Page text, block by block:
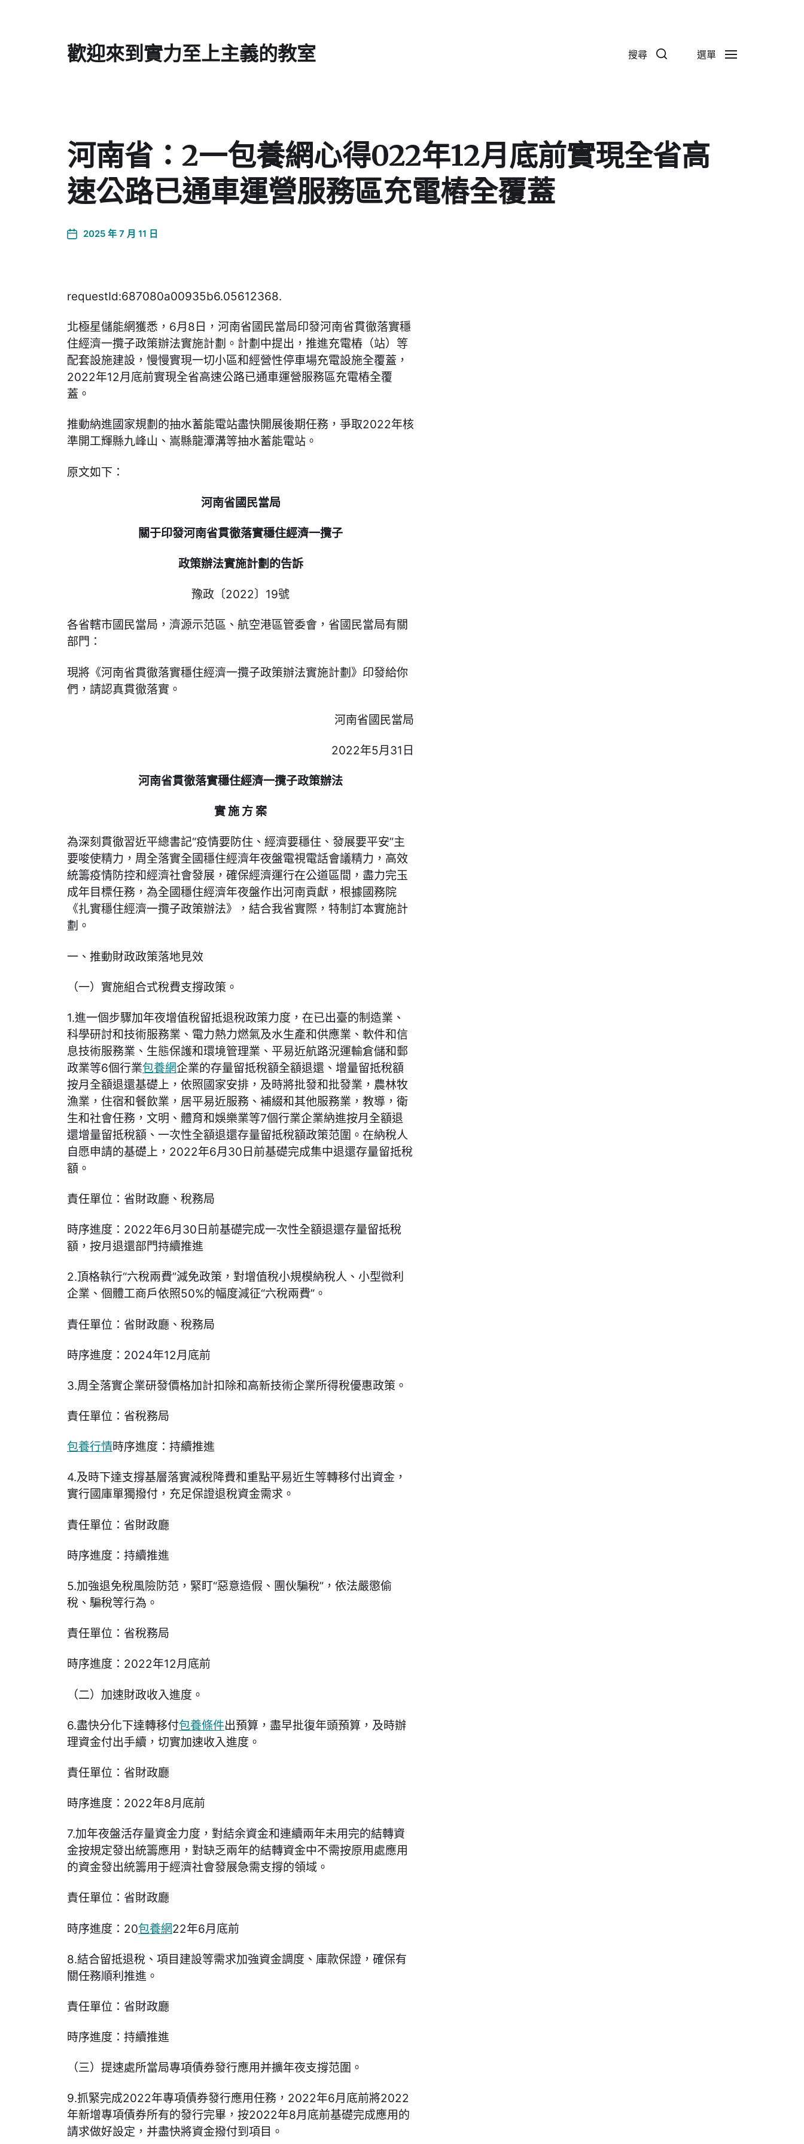
歡迎來到實力至上主義的教室 搜尋 選單
河南省：2一包養網心得022年12月底前實現全省高
速公路已通車運營服務區充電樁全覆蓋
2025 年 7 月 11 日
requestId:687080a00935b6.05612368.
北極星儲能網獲悉，6月8日，河南省國民當局印發河南省貫徹落實穩
住經濟一攬子政策辦法實施計劃。計劃中提出，推進充電樁（站）等
配套設施建設，慢慢實現一切小區和經營性停車場充電設施全覆蓋，
2022年12月底前實現全省高速公路已通車運營服務區充電樁全覆
蓋。
推動納進國家規劃的抽水蓄能電站盡快開展後期任務，爭取2022年核
準開工輝縣九峰山、嵩縣龍潭溝等抽水蓄能電站。
原文如下：
河南省國民當局
關于印發河南省貫徹落實穩住經濟一攬子
政策辦法實施計劃的告訴
豫政〔2022〕19號
各省轄市國民當局，濟源示范區、航空港區管委會，省國民當局有關
部門：
現將《河南省貫徹落實穩住經濟一攬子政策辦法實施計劃》印發給你
們，請認真貫徹落實。
河南省國民當局
2022年5月31日
河南省貫徹落實穩住經濟一攬子政策辦法
實 施 方 案
為深刻貫徹習近平總書記“疫情要防住、經濟要穩住、發展要平安”主
要唆使精力，周全落實全國穩住經濟年夜盤電視電話會議精力，高效
統籌疫情防控和經濟社會發展，確保經濟運行在公道區間，盡力完玉
成年目標任務，為全國穩住經濟年夜盤作出河南貢獻，根據國務院
《扎實穩住經濟一攬子政策辦法》，結合我省實際，特制訂本實施計
劃。
一、推動財政政策落地見效
（一）實施組合式稅費支撐政策。
1.進一個步驟加年夜增值稅留抵退稅政策力度，在已出臺的制造業、
科學研討和技術服務業、電力熱力燃氣及水生產和供應業、軟件和信
息技術服務業、生態保護和環境管理業、平易近航路況運輸倉儲和郵
政業等6個行業包養網企業的存量留抵稅額全額退還、增量留抵稅額
按月全額退還基礎上，依照國家安排，及時將批發和批發業，農林牧
漁業，住宿和餐飲業，居平易近服務、補綴和其他服務業，教導，衛
生和社會任務，文明、體育和娛樂業等7個行業企業納進按月全額退
還增量留抵稅額、一次性全額退還存量留抵稅額政策范圍。在納稅人
自愿申請的基礎上，2022年6月30日前基礎完成集中退還存量留抵稅
額。
責任單位：省財政廳、稅務局
時序進度：2022年6月30日前基礎完成一次性全額退還存量留抵稅
額，按月退還部門持續推進
2.頂格執行“六稅兩費”減免政策，對增值稅小規模納稅人、小型微利
企業、個體工商戶依照50%的幅度減征“六稅兩費”。
責任單位：省財政廳、稅務局
時序進度：2024年12月底前
3.周全落實企業研發價格加計扣除和高新技術企業所得稅優惠政策。
責任單位：省稅務局
包養行情時序進度：持續推進
4.及時下達支撐基層落實減稅降費和重點平易近生等轉移付出資金，
實行國庫單獨撥付，充足保證退稅資金需求。
責任單位：省財政廳
時序進度：持續推進
5.加強退免稅風險防范，緊盯“惡意造假、團伙騙稅”，依法嚴懲偷
稅、騙稅等行為。
責任單位：省稅務局
時序進度：2022年12月底前
（二）加速財政收入進度。
6.盡快分化下達轉移付包養條件出預算，盡早批復年頭預算，及時辦
理資金付出手續，切實加速收入進度。
責任單位：省財政廳
時序進度：2022年8月底前
7.加年夜盤活存量資金力度，對結余資金和連續兩年未用完的結轉資
金按規定發出統籌應用，對缺乏兩年的結轉資金中不需按原用處應用
的資金發出統籌用于經濟社會發展急需支撐的領域。
責任單位：省財政廳
時序進度：20包養網22年6月底前
8.結合留抵退稅、項目建設等需求加強資金調度、庫款保證，確保有
關任務順利推進。
責任單位：省財政廳
時序進度：持續推進
（三）提速處所當局專項債券發行應用并擴年夜支撐范圍。
9.抓緊完成2022年專項債券發行應用任務，2022年6月底前將2022
年新增專項債券所有的發行完畢，按2022年8月底前基礎完成應用的
請求做好設定，并盡快將資金撥付到項目。